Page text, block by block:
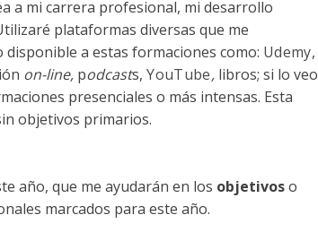
a mi carrera profesional, mi desarrollo
plataformas diversas que me
a estas formaciones como: Udemy,
on-line, podcasts,YouTube, libros; si lo veo
presenciales o más intensas. Esta
objetivos primarios.
año, que me ayudarán en los objetivoso
marcados para este año.